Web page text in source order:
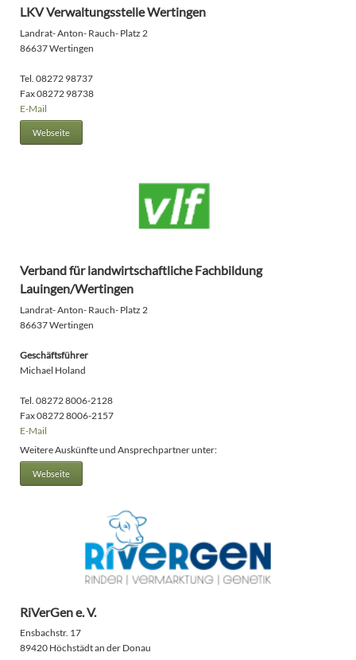
LKV Verwaltungsstelle Wertingen
Landrat- Anton- Rauch- Platz 2
86637 Wertingen
Tel. 08272 98737
Fax 08272 98738
E-Mail
Webseite
Verband für landwirtschaftliche Fachbildung
Lauingen/Wertingen
Landrat- Anton- Rauch- Platz 2
86637 Wertingen
Geschäftsführer
Michael Holand
Tel. 08272 8006-2128
Fax 08272 8006-2157
E-Mail
Weitere Auskünfte und Ansprechpartner unter:
Webseite
RiVerGen e. V.
Ensbachstr. 17
89420 Höchstädt an der Donau